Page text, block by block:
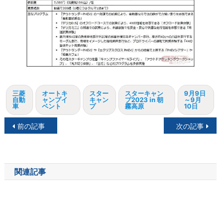
三菱
自動
車
オートキ
ャンプイ
ベント
スター
キャン
プ
スターキャン
プ2023 in 朝
霧高原
9月9日
～9月
10日
投
ナ
ビ
前の記事 次の記事
関連記事